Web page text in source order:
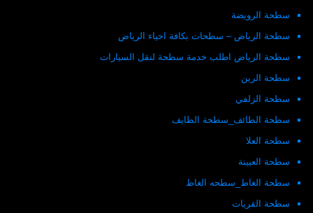
سطحة الرويضة
سطحة الرياض – سطحات بكافة احياء الرياض
سطحة الرياض اطلب خدمة سطحة لنقل السيارات
سطحة الرين
سطحة الزلفي
سطحة الطائف_سطحة الطايف
سطحة العلا
سطحة العيينة
سطحة الغاط_سطحه الغاط
سطحة القريات